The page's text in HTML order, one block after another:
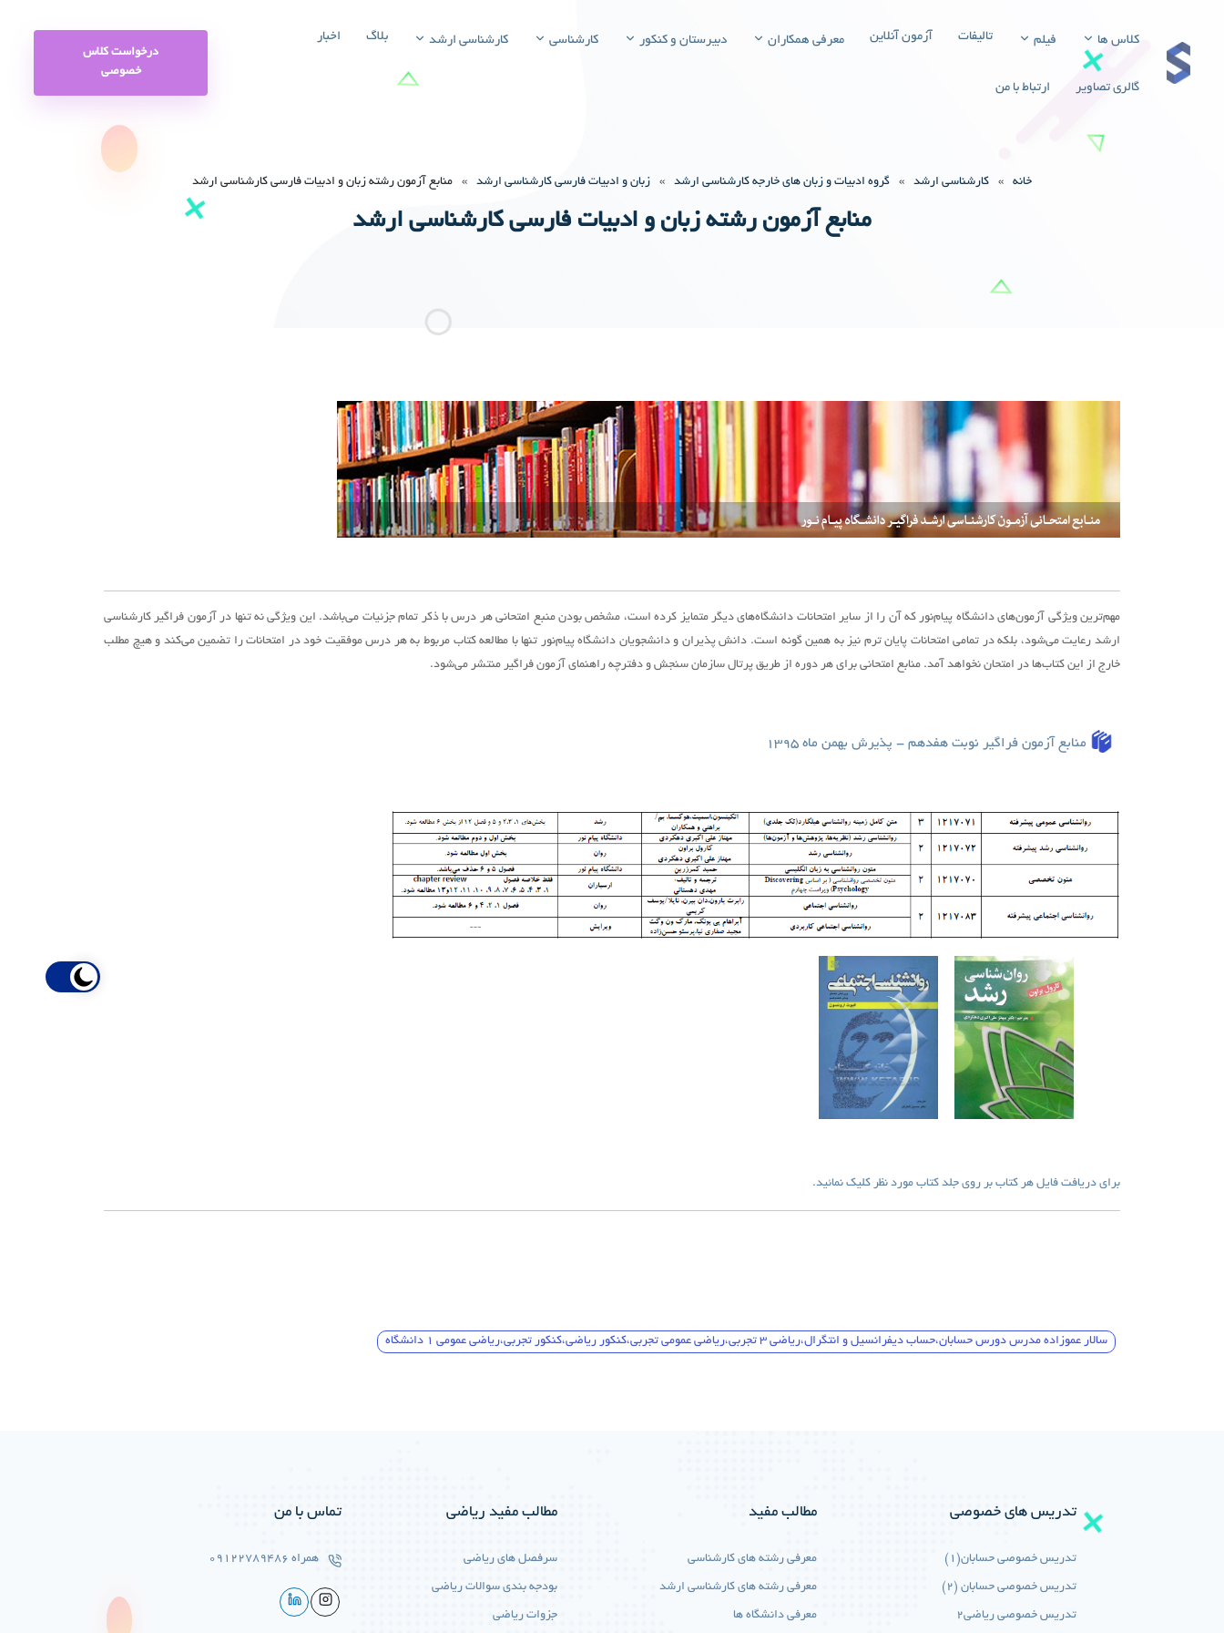
کلاس ها فیلم تالیفات آزمون آنلاین معرفی همکاران دبیرستان و کنکور کارشناسی کارشناسی ارشد بلاگ اخبار
گالری تصاویر ارتباط با من
درخواست کلاس
خصوصی
خانه » کارشناسی ارشد » گروه ادبیات و زبان های خارجه کارشناسی ارشد » زبان و ادبیات فارسی کارشناسی ارشد » منابع آزمون رشته زبان و ادبیات فارسی کارشناسی ارشد
منابع آزمون رشته زبان و ادبیات فارسی کارشناسی ارشد
مهم‌ترین ویژگی آزمون‌های دانشگاه پیام‌نور که آن را از سایر امتحانات دانشگاه‌های دیگر متمایز کرده است، مشخص بودن منبع امتحانی هر درس با ذکر تمام جزئیات می‌باشد. این ویژگی نه تنها در آزمون فراگیر کارشناسی
ارشد رعایت می‌شود، بلکه در تمامی امتحانات پایان ترم نیز به همین گونه است. دانش پذیران و دانشجویان دانشگاه پیام‌نور تنها با مطالعه کتاب مربوط به هر درس موفقیت خود در امتحانات را تضمین می‌کند و هیچ مطلب
خارج از این کتاب‌ها در امتحان نخواهد آمد. منابع امتحانی برای هر دوره از طریق پرتال سازمان سنجش و دفترچه راهنمای آزمون فراگیر منتشر می‌شود.
منابع آزمون فراگیر نوبت هفدهم - پذیرش بهمن ماه 1395
برای دریافت فایل هر کتاب بر روی جلد کتاب مورد نظر کلیک نمائید.
سالار عموزاده مدرس دورس حسابان،حساب دیفرانسیل و انتگرال،ریاضی 3 تجربی،ریاضی عمومی تجربی،کنکور ریاضی،کنکور تجربی،ریاضی عمومی 1 دانشگاه
تدریس های خصوصی
تدریس خصوصی حسابان(1)
تدریس خصوصی حسابان (2)
تدریس خصوصی ریاضی2
مطالب مفید
معرفی رشته های کارشناسی
معرفی رشته های کارشناسی ارشد
معرفی دانشگاه ها
مطالب مفید ریاضی
سرفصل های ریاضی
بودجه بندی سوالات ریاضی
جزوات ریاضی
تماس با من
همراه 09122789486